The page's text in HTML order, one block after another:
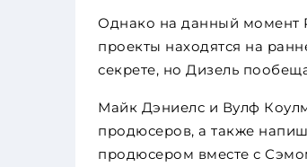
Однако на данный момент
проекты находятся на
секрете, но Дизель
Майк Дэниелс и Вулф
продюсеров, а также
продюсером вместе с